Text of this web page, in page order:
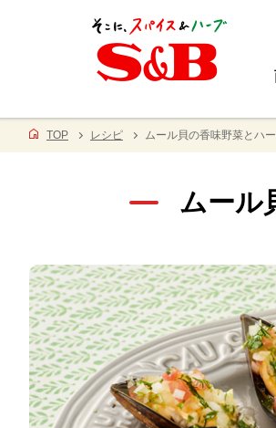
TOP レシピ ムール貝の香味野菜とハ
ムール